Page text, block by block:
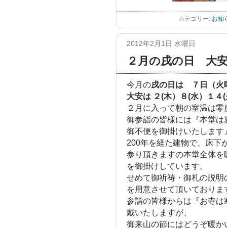
カテゴリー: お知
2012年2月1日 水曜日
２月の戌の日 大
今月の戌の日は ７日（火
大安は ２(木）８(水）１
２月に入って朝の室温は
御参詣の皆様には『本堂
御不便を御掛けいたします
200年を経た建物で、床下
参り頂きますの本堂全体
を御掛けしています。
せめて御祈祷・御札の説
を用意させて頂いておりま
参詣の皆様からは『お寺
戴いたしますが、
御来山の節にはどうぞ暖